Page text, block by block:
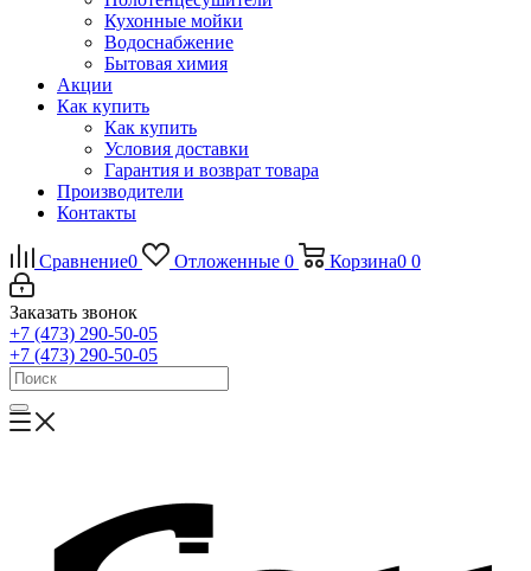
Кухонные мойки
Водоснабжение
Бытовая химия
Акции
Как купить
Как купить
Условия доставки
Гарантия и возврат товара
Производители
Контакты
Сравнение0 Отложенные 0 Корзина0 0
Заказать звонок
+7 (473) 290-50-05
+7 (473) 290-50-05